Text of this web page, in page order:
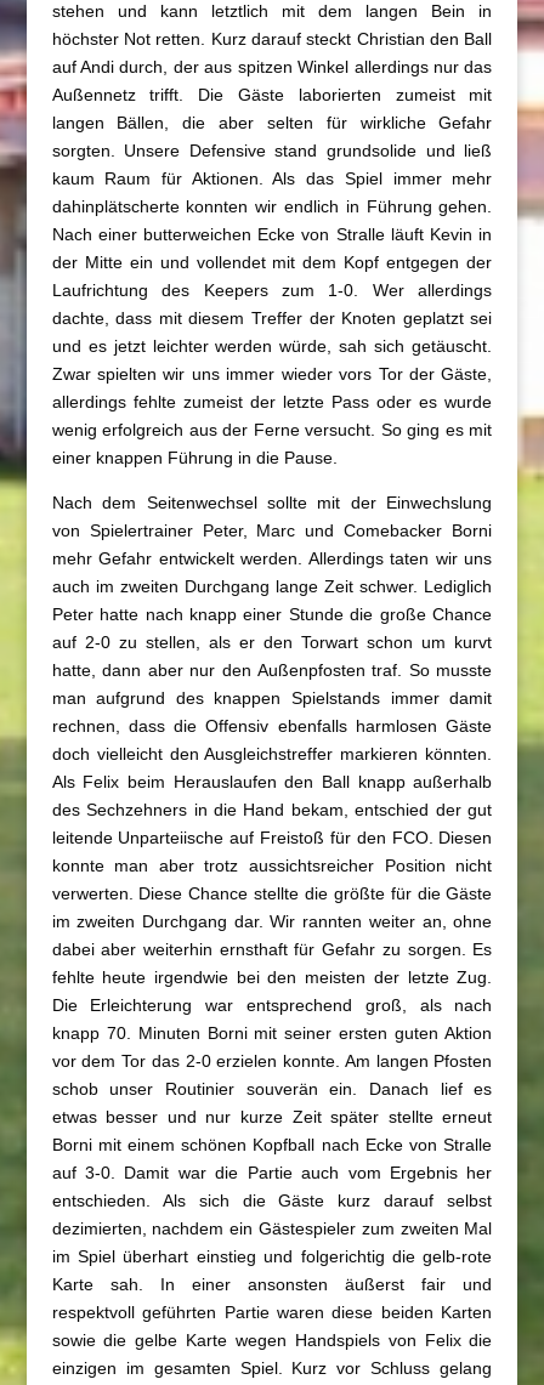
stehen und kann letztlich mit dem langen Bein in
höchster Not retten. Kurz darauf steckt Christian den Ball
auf Andi durch, der aus spitzen Winkel allerdings nur das
Außennetz trifft. Die Gäste laborierten zumeist mit
langen Bällen, die aber selten für wirkliche Gefahr
sorgten. Unsere Defensive stand grundsolide und ließ
kaum Raum für Aktionen. Als das Spiel immer mehr
dahinplätscherte konnten wir endlich in Führung gehen.
Nach einer butterweichen Ecke von Stralle läuft Kevin in
der Mitte ein und vollendet mit dem Kopf entgegen der
Laufrichtung des Keepers zum 1-0. Wer allerdings
dachte, dass mit diesem Treffer der Knoten geplatzt sei
und es jetzt leichter werden würde, sah sich getäuscht.
Zwar spielten wir uns immer wieder vors Tor der Gäste,
allerdings fehlte zumeist der letzte Pass oder es wurde
wenig erfolgreich aus der Ferne versucht. So ging es mit
einer knappen Führung in die Pause.
Nach dem Seitenwechsel sollte mit der Einwechslung
von Spielertrainer Peter, Marc und Comebacker Borni
mehr Gefahr entwickelt werden. Allerdings taten wir uns
auch im zweiten Durchgang lange Zeit schwer. Lediglich
Peter hatte nach knapp einer Stunde die große Chance
auf 2-0 zu stellen, als er den Torwart schon um kurvt
hatte, dann aber nur den Außenpfosten traf. So musste
man aufgrund des knappen Spielstands immer damit
rechnen, dass die Offensiv ebenfalls harmlosen Gäste
doch vielleicht den Ausgleichstreffer markieren könnten.
Als Felix beim Herauslaufen den Ball knapp außerhalb
des Sechzehners in die Hand bekam, entschied der gut
leitende Unparteiische auf Freistoß für den FCO. Diesen
konnte man aber trotz aussichtsreicher Position nicht
verwerten. Diese Chance stellte die größte für die Gäste
im zweiten Durchgang dar. Wir rannten weiter an, ohne
dabei aber weiterhin ernsthaft für Gefahr zu sorgen. Es
fehlte heute irgendwie bei den meisten der letzte Zug.
Die Erleichterung war entsprechend groß, als nach
knapp 70. Minuten Borni mit seiner ersten guten Aktion
vor dem Tor das 2-0 erzielen konnte. Am langen Pfosten
schob unser Routinier souverän ein. Danach lief es
etwas besser und nur kurze Zeit später stellte erneut
Borni mit einem schönen Kopfball nach Ecke von Stralle
auf 3-0. Damit war die Partie auch vom Ergebnis her
entschieden. Als sich die Gäste kurz darauf selbst
dezimierten, nachdem ein Gästespieler zum zweiten Mal
im Spiel überhart einstieg und folgerichtig die gelb-rote
Karte sah. In einer ansonsten äußerst fair und
respektvoll geführten Partie waren diese beiden Karten
sowie die gelbe Karte wegen Handspiels von Felix die
einzigen im gesamten Spiel. Kurz vor Schluss gelang